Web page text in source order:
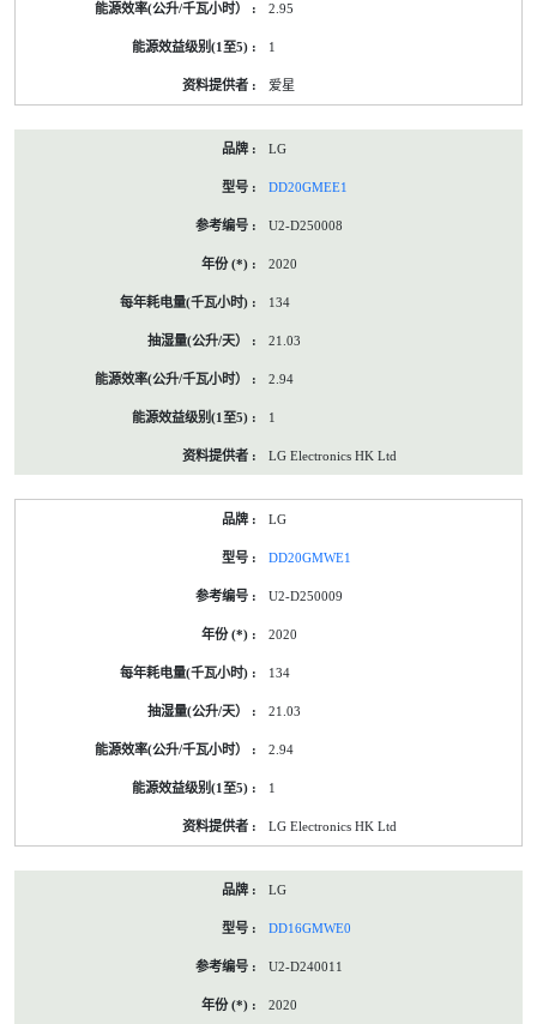
2.95
1
爱星
LG
DD20GMEE1
U2-D250008
2020
134
21.03
2.94
1
LG Electronics HK Ltd
LG
DD20GMWE1
U2-D250009
2020
134
21.03
2.94
1
LG Electronics HK Ltd
LG
DD16GMWE0
U2-D240011
2020